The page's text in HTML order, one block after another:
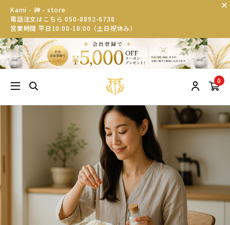
Kami - 神 - store
電話注文はこちら 050-8892-6738
営業時間 平日10:00-18:00（土日祝休み）
0